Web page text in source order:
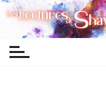
P
Les